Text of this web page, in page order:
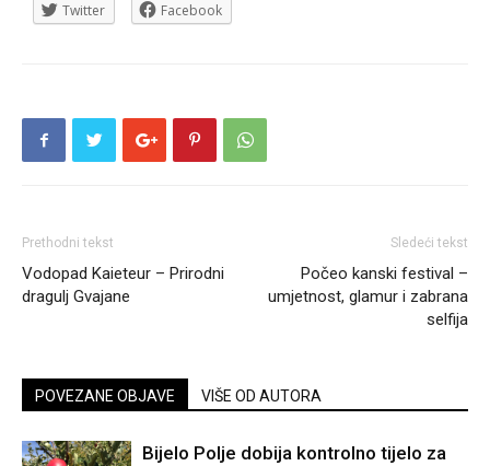
Twitter Facebook
Prethodni tekst
Vodopad Kaieteur – Prirodni
dragulj Gvajane
Sledeći tekst
Počeo kanski festival –
umjetnost, glamur i zabrana
selfija
POVEZANE OBJAVE VIŠE OD AUTORA
Bijelo Polje dobija kontrolno tijelo za